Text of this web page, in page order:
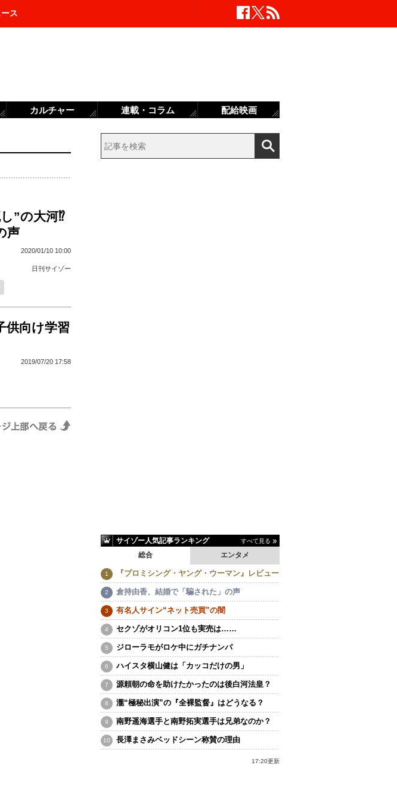
ス
”の大河⁉
声
2020/01/10 10:00
日刊サイゾー
向け学習
2019/07/20 17:58
サイゾー人気記事ランキング すべて見る
エンタメ
総合
『プロミシング・ヤング・ウーマン』レビュー
倉持由香、結婚で「騙された」の声
有名人サイン“ネット売買”の闇
セクゾがオリコン1位も実売は……
ジローラモがロケ中にガチナンパ
ハイスタ横山健は「カッコだけの男」
源頼朝の命を助けたかったのは後白河法皇？
瀧“極秘出演”の『全裸監督』はどうなる？
南野遥海選手と南野拓実選手は兄弟なのか？
長澤まさみベッドシーン称賛の理由
17:20更新
カルチャー 連載・コラム 配給映画